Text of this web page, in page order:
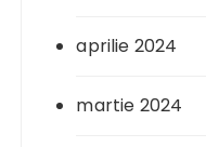
aprilie 2024
martie 2024